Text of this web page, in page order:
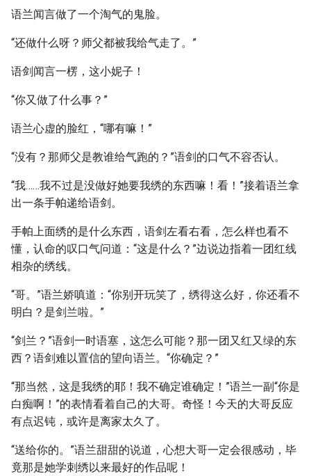
语兰闻言做了一个淘气的鬼脸。
“还做什么呀？师父都被我给气走了。”
语剑闻言一楞，这小妮子！
“你又做了什么事？”
语兰心虚的脸红，“哪有嘛！”
“没有？那师父是教谁给气跑的？”语剑的口气不容否认。
“我……我不过是没做好她要我绣的东西嘛！看！”接着语兰拿
出一条手帕递给语剑。
手帕上面绣的是什么东西，语剑左看右看，怎么样也看不
懂，认命的叹口气问道：“这是什么？”边说边指着一团红线
相杂的绣线。
“哥。”语兰娇嗔道：“你别开玩笑了，绣得这么好，你还看不
明白？是剑兰啦。”
“剑兰？”语剑一时语塞，这怎么可能？那一团又红又绿的东
西？语剑难以置信的望向语兰。“你确定？”
“那当然，这是我绣的耶！我不确定谁确定！”语兰一副“你是
白痴啊！”的表情看着自己的大哥。奇怪！今天的大哥反应
有点迟钝，或许是离家太久了。
“送给你的。”语兰甜甜的说道，心想大哥一定会很感动，毕
竟那是她学刺绣以来最好的作品呢！